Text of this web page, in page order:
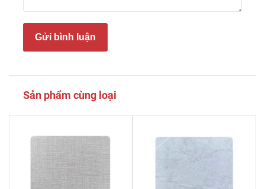
Gửi bình luận
Sản phẩm cùng loại